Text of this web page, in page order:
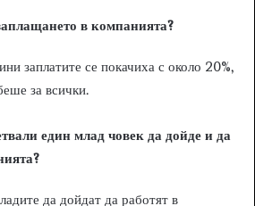
в компанията?
заплатите се покачиха с около 20%,
за всички.
един млад човек да дойде и да
да дойдат да работят в